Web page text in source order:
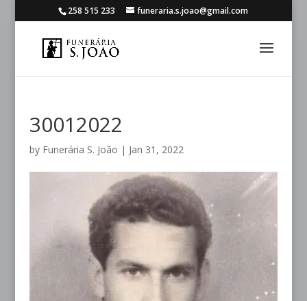
258 515 233 funeraria.s.joao@gmail.com
30012022
by Funerária S. João | Jan 31, 2022